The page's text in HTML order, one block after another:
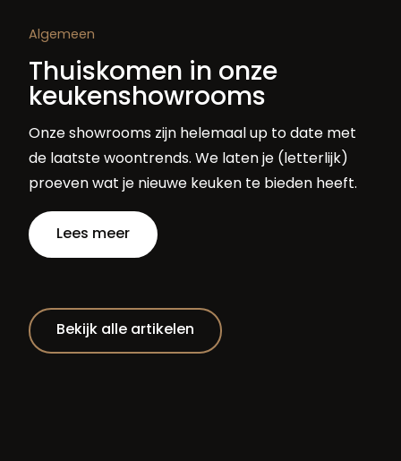
Algemeen
Thuiskomen in onze
keukenshowrooms
Onze showrooms zijn helemaal up to date met
de laatste woontrends. We laten je (letterlijk)
proeven wat je nieuwe keuken te bieden heeft.
Lees meer
Bekijk alle artikelen